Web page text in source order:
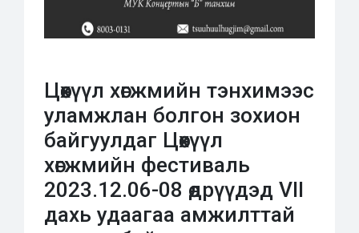
Цөөхүүл хөгжмийн тэнхимээс
уламжлан болгон зохион
байгуулдаг Цөөхүүл
хөгжмийн фестиваль
2023.12.06-08 өдрүүдэд VII
дахь удаагаа амжилттай